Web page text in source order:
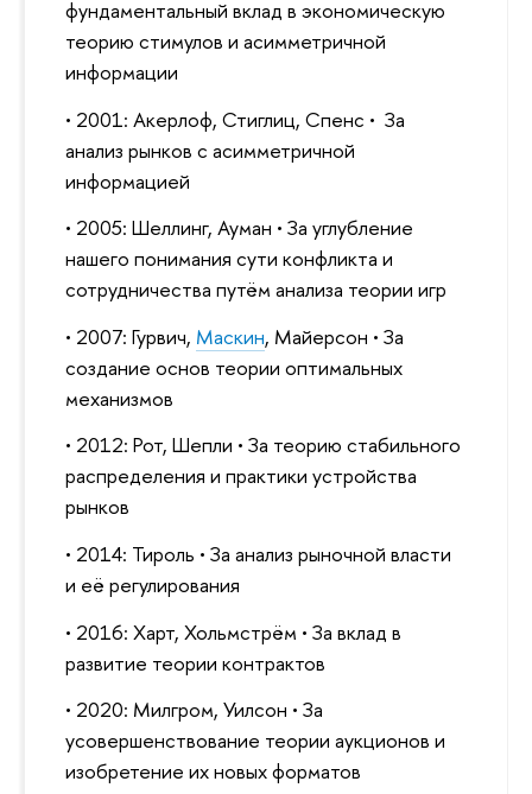
фундаментальный вклад в экономическую
теорию стимулов и асимметричной
информации
• 2001: Акерлоф, Стиглиц, Спенс • За
анализ рынков с асимметричной
информацией
• 2005: Шеллинг, Ауман • За углубление
нашего понимания сути конфликта и
сотрудничества путём анализа теории игр
• 2007: Гурвич, Маскин, Майерсон • За
создание основ теории оптимальных
механизмов
• 2012: Рот, Шепли • За теорию стабильного
распределения и практики устройства
рынков
• 2014: Тироль • За анализ рыночной власти
и её регулирования
• 2016: Харт, Хольмстрём • За вклад в
развитие теории контрактов
• 2020: Милгром, Уилсон • За
усовершенствование теории аукционов и
изобретение их новых форматов